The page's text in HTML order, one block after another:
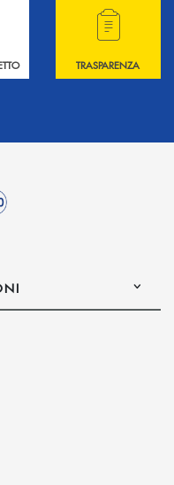
informazioni? Contattaci !
Hai bisogno di
TRASPARENZA
di posta elettronica)
l’app di posta elettronica)